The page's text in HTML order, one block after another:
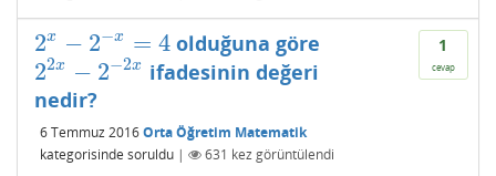
1
cevap
2x − 2−x = 4
2x 2− x=4 olduğuna göre
22x − 2−2x
22x −2−2x
ifadesinin değeri
nedir?
6 Temmuz 2016Orta Öğretim Matematik
kategorisinde soruldu | 631 kez görüntülendi